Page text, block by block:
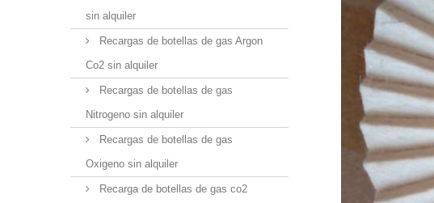
sin alquiler
Recargas de botellas de gas Argon
Co2 sin alquiler
Recargas de botellas de gas
Nitrogeno sin alquiler
Recargas de botellas de gas
Oxigeno sin alquiler
Recarga de botellas de gas co2